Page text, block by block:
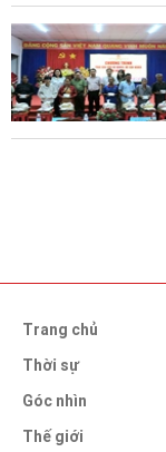
Trang chủ
Thời sự
Góc nhìn
Thế giới